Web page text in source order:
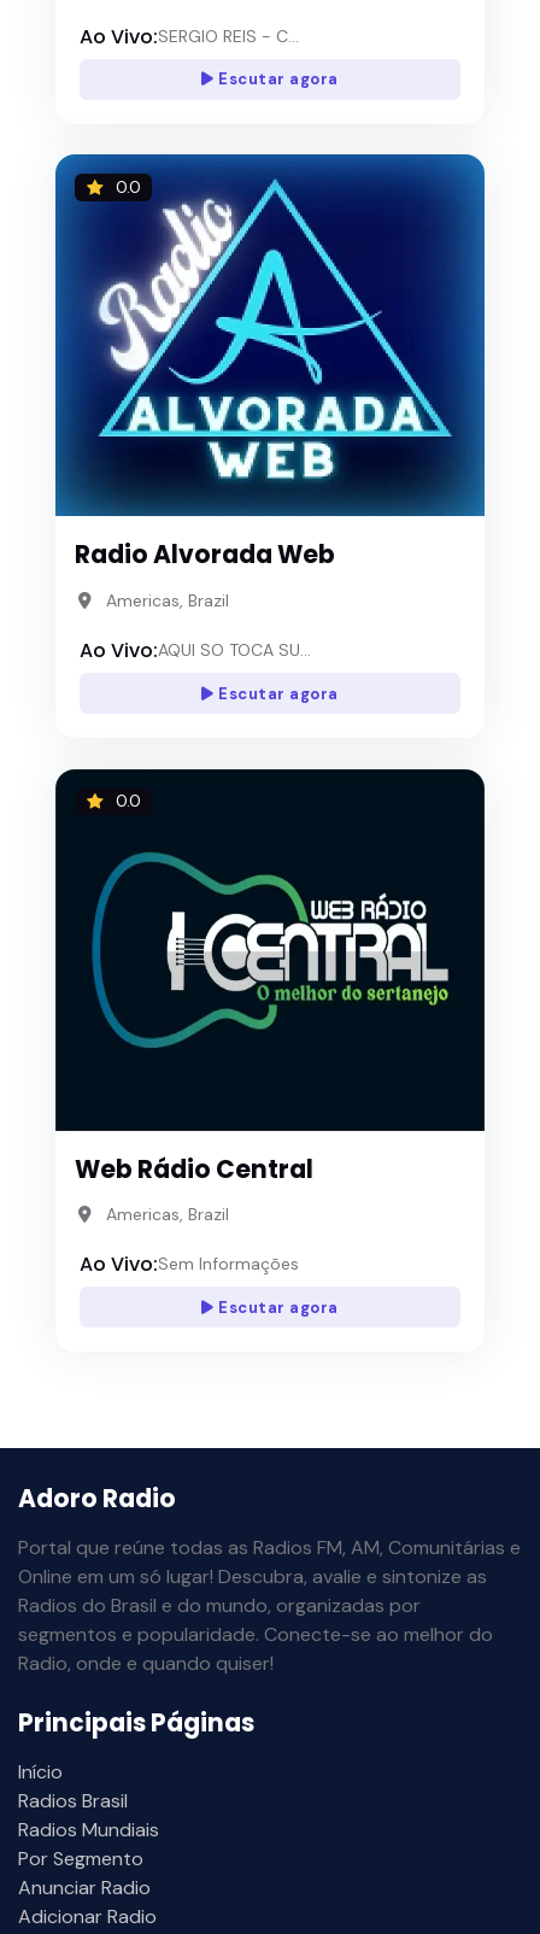
Ao Vivo:SERGIO REIS - C...
Escutar agora
0.0
Radio Alvorada Web
Americas, Brazil
Ao Vivo:AQUI SO TOCA SU...
Escutar agora
0.0
Web Rádio Central
Americas, Brazil
Ao Vivo:Sem Informações
Escutar agora
Adoro Radio
Portal que reúne todas as Radios FM, AM, Comunitárias e
Online em um só lugar! Descubra, avalie e sintonize as
Radios do Brasil e do mundo, organizadas por
segmentos e popularidade. Conecte-se ao melhor do
Radio, onde e quando quiser!
Principais Páginas
Início
Radios Brasil
Radios Mundiais
Por Segmento
Anunciar Radio
Adicionar Radio